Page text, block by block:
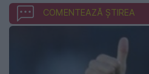
COMENTEAZĂ ȘTIREA